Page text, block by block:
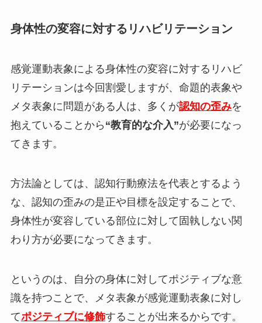
身体性の変容に対するリハビリテーション
感覚運動表象による身体性の変容に対するリハビ
リテーションは今回割愛しますが、命題的表象や
メタ表象に問題がある人は、多くが認知の歪みを
抱えていることから “教育的な介入”が必要になっ
てきます。
方法論としては、認知行動療法を代表とするよう
な、認知の歪みの是正や目標を設定することで、
身体性が変容している部位に対して固執しない関
わり方が必要になってきます。
というのは、自分の身体に対してポジティブな意
識を持つことで、メタ表象が感覚運動表象に対し
てポジティブに修飾することが出来るからです。